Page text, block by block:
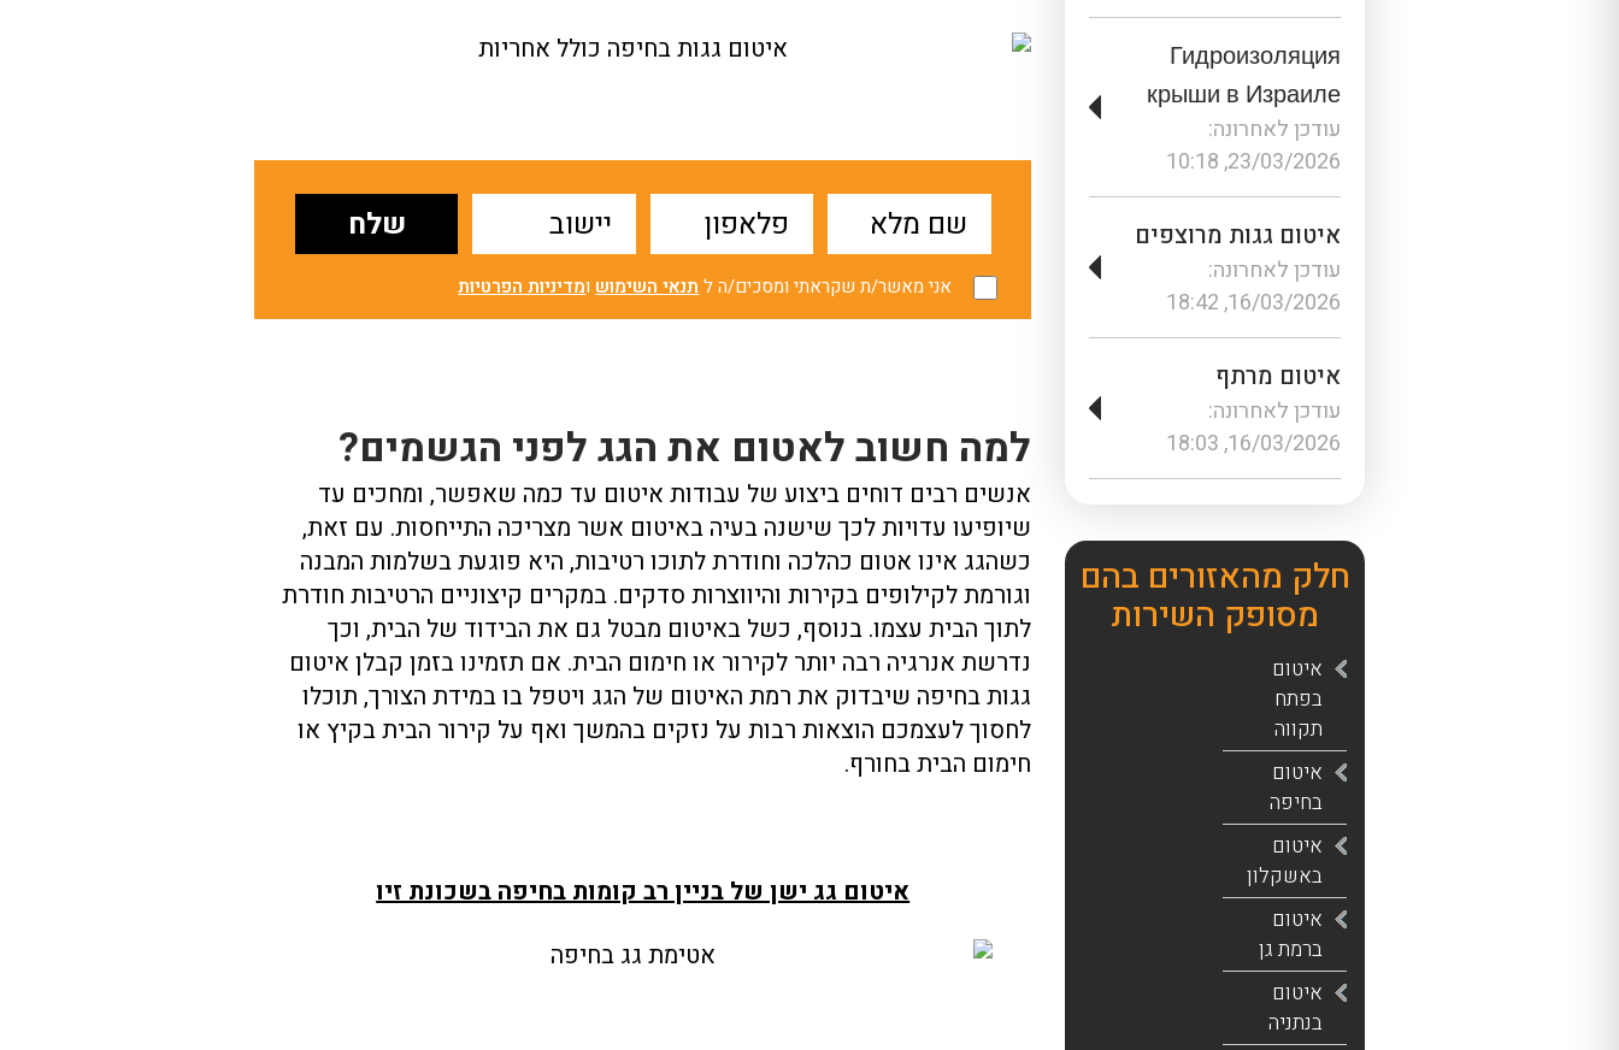
אני מאשר/ת שקראתי ומסכים/ה ל תנאי השימוש ומדיניות הפרטיות
למה חשוב לאטום את הגג לפני הגשמים?
אנשים רבים דוחים ביצוע של עבודות איטום עד כמה שאפשר, ומחכים עד
שיופיעו עדויות לכך שישנה בעיה באיטום אשר מצריכה התייחסות. עם זאת,
כשהגג אינו אטום כהלכה וחודרת לתוכו רטיבות, היא פוגעת בשלמות המבנה
וגורמת לקילופים בקירות והיווצרות סדקים. במקרים קיצוניים הרטיבות חודרת
לתוך הבית עצמו. בנוסף, כשל באיטום מבטל גם את הבידוד של הבית, וכך
נדרשת אנרגיה רבה יותר לקירור או חימום הבית. אם תזמינו בזמן קבלן איטום
גגות בחיפה שיבדוק את רמת האיטום של הגג ויטפל בו במידת הצורך, תוכלו
לחסוך לעצמכם הוצאות רבות על נזקים בהמשך ואף על קירור הבית בקיץ או
חימום הבית בחורף.
איטום גג ישן של בניין רב קומות בחיפה בשכונת זיו
Гидроизоляция
крыши в Израиле
עודכן לאחרונה:
23/03/2026, 10:18
איטום גגות מרוצפים
עודכן לאחרונה:
16/03/2026, 18:42
איטום מרתף
עודכן לאחרונה:
16/03/2026, 18:03
חלק מהאזורים בהם
מסופק השירות
איטום
בפתח
תקווה
איטום
בחיפה
איטום
באשקלון
איטום
ברמת גן
איטום
בנתניה